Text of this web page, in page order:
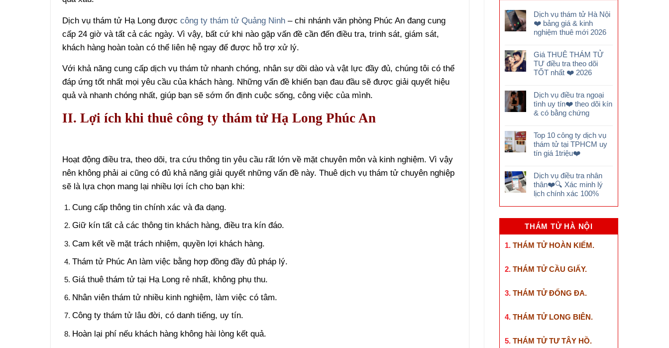
Dịch vụ thám tử Hạ Long đượccông ty thám tử Quảng Ninh – chi nhánh văn phòng Phúc An đang cung
cấp 24 giờ và tất cả các ngày. Vì vậy, bất cứ khi nào gặp vấn đề cần đến điều tra, trinh sát, giám sát,
khách hàng hoàn toàn có thể liên hệ ngay để được hỗ trợ xử lý.
Với khả năng cung cấp dịch vụ thám tử nhanh chóng, nhân sự dồi dào và vật lực đầy đủ, chúng tôi có thể
đáp ứng tốt nhất mọi yêu cầu của khách hàng. Những vấn đề khiến bạn đau đầu sẽ được giải quyết hiệu
quả và nhanh chóng nhất, giúp bạn sẽ sớm ổn định cuộc sống, công việc của mình.
II. Lợi ích khi thuê công ty thám tử Hạ Long Phúc An
Hoạt động điều tra, theo dõi, tra cứu thông tin yêu cầu rất lớn về mặt chuyên môn và kinh nghiệm. Vì vậy
nên không phải ai cũng có đủ khả năng giải quyết những vấn đề này. Thuê dịch vụ thám tử chuyên nghiệp
sẽ là lựa chọn mang lại nhiều lợi ích cho bạn khi:
Cung cấp thông tin chính xác và đa dạng.
Giữ kín tất cả các thông tin khách hàng, điều tra kín đáo.
Cam kết về mặt trách nhiệm, quyền lợi khách hàng.
Thám tử Phúc An làm việc bằng hợp đồng đầy đủ pháp lý.
Giá thuê thám tử tại Hạ Long rẻ nhất, không phụ thu.
Nhân viên thám tử nhiều kinh nghiệm, làm việc có tâm.
Công ty thám tử lâu đời, có danh tiếng, uy tín.
Hoàn lại phí nếu khách hàng không hài lòng kết quả.
Dịch vụ thám tử Hà Nội
❤️ bảng giá & kinh
nghiệm thuê mới 2026
Giá THUÊ THÁM TỬ
TƯ điều tra theo dõi
TỐT nhất ❤️ 2026
Dịch vụ điều tra ngoại
tình uy tín❤️ theo dõi kín
& có bằng chứng
Top 10 công ty dịch vụ
thám tử tại TPHCM uy
tín giá 1triệu❤️
Dịch vụ điều tra nhân
thân❤️🔍 Xác minh lý
lịch chính xác 100%
THÁM TỬ HÀ NỘI
1. THÁM TỬ HOÀN KIẾM.
2. THÁM TỬ CẦU GIẤY.
3. THÁM TỬ ĐỐNG ĐA.
4. THÁM TỬ LONG BIÊN.
5. THÁM TỬ TƯ TÂY HỒ.